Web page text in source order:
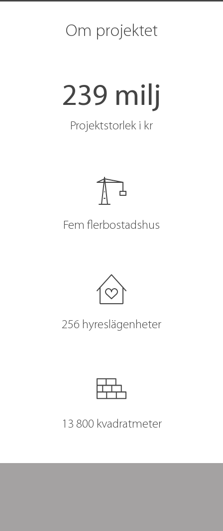
Om projektet
239 milj
Projektstorlek i kr
Fem flerbostadshus
256 hyreslägenheter
13 800 kvadratmeter